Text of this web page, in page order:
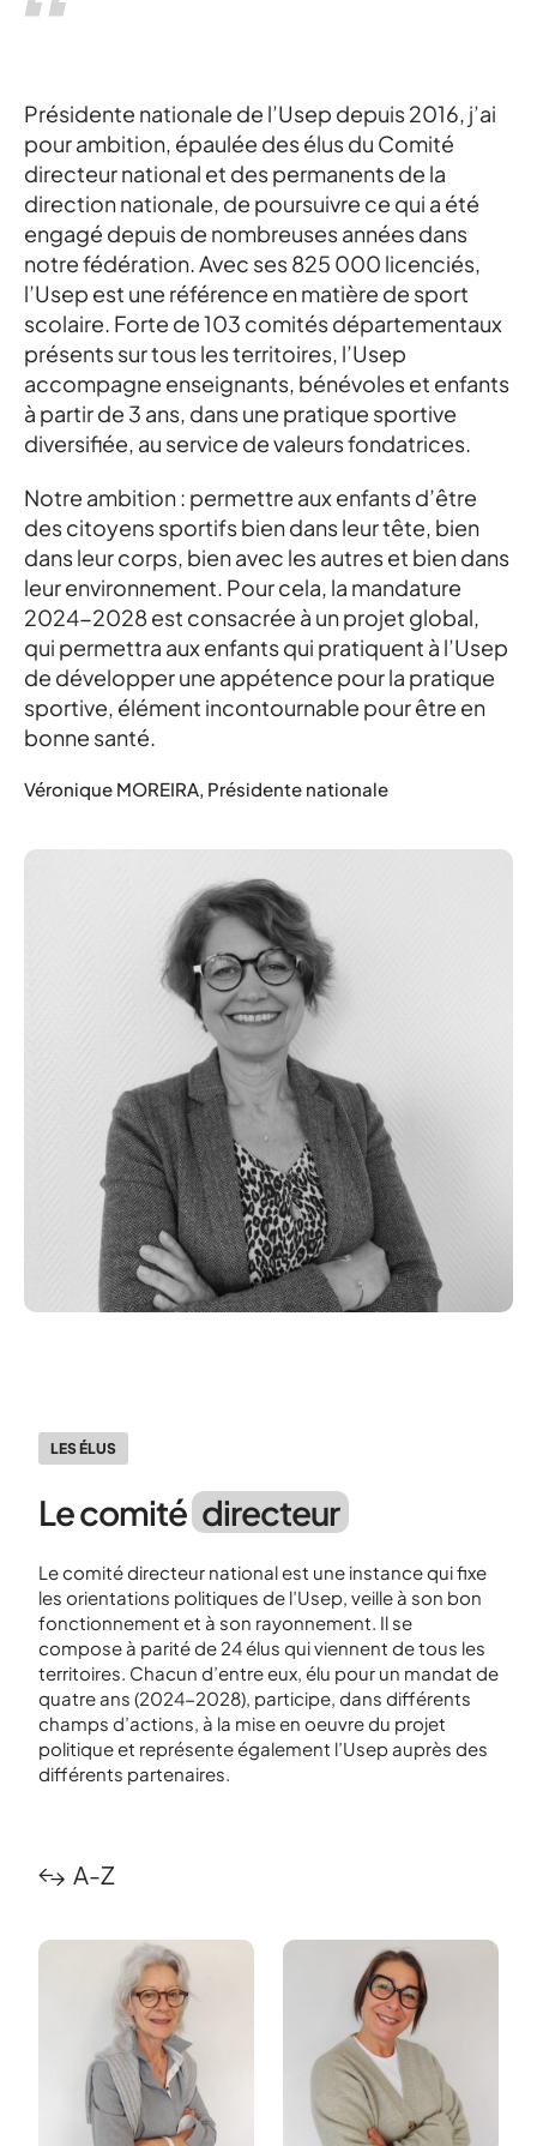
Présidente nationale de l’Usep depuis 2016, j’ai
pour ambition, épaulée des élus du Comité
directeur national et des permanents de la
direction nationale, de poursuivre ce qui a été
engagé depuis de nombreuses années dans
notre fédération. Avec ses 825 000 licenciés,
l’Usep est une référence en matière de sport
scolaire. Forte de 103 comités départementaux
présents sur tous les territoires, l’Usep
accompagne enseignants, bénévoles et enfants
à partir de 3 ans, dans une pratique sportive
diversifiée, au service de valeurs fondatrices.
Notre ambition : permettre aux enfants d’être
des citoyens sportifs bien dans leur tête, bien
dans leur corps, bien avec les autres et bien dans
leur environnement. Pour cela, la mandature
2024-2028 est consacrée à un projet global,
qui permettra aux enfants qui pratiquent à l’Usep
de développer une appétence pour la pratique
sportive, élément incontournable pour être en
bonne santé.
Véronique MOREIRA, Présidente nationale
LES ÉLUS
Le comité directeur
Le comité directeur national est une instance qui fixe
les orientations politiques de l’Usep, veille à son bon
fonctionnement et à son rayonnement. Il se
compose à parité de 24 élus qui viennent de tous les
territoires. Chacun d’entre eux, élu pour un mandat de
quatre ans (2024-2028), participe, dans différents
champs d’actions, à la mise en oeuvre du projet
politique et représente également l’Usep auprès des
différents partenaires.
A-Z